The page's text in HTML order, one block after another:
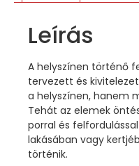
Leírás
A helyszínen történő
tervezett és
a helyszínen, hanem
Tehát az elemek
porral és
lakásában vagy
történik.